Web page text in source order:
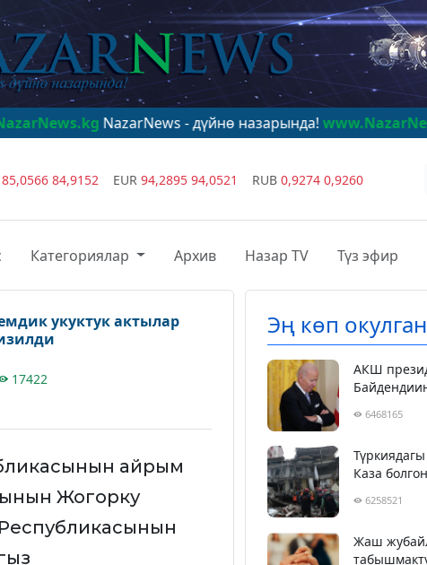
NazarNews - дүйнө назарында!www.NazarNews.kg
85,0566 84,9152 EUR 94,2895 94,0521 RUB 0,9274 0,9260
Категориялар Архив Назар TV Түз эфир
укуктук актылар
17422
айрым
Жогорку
Эң көп
АКШ
6468165
Каза
6258521
Жаш